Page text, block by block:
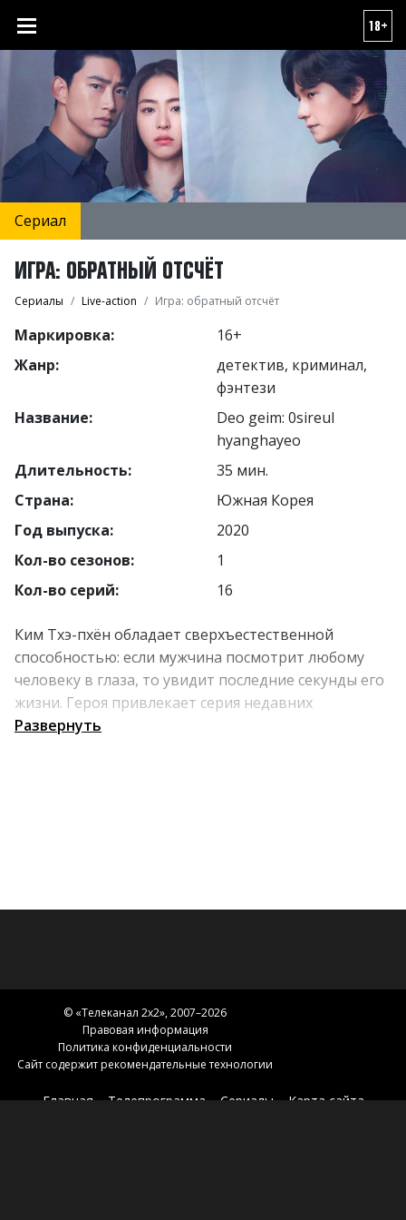
18+
Сериал
ИГРА: ОБРАТНЫЙ ОТСЧЁТ
Сериалы Live-action Игра: обратный отсчёт
Маркировка:
16+
Жанр:
детектив, криминал,
фэнтези
Название:
Deo geim: 0sireul
hyanghayeo
Длительность:
35 мин.
Страна:
Южная Корея
Год выпуска:
2020
Кол-во сезонов:
1
Кол-во серий:
16
Ким Тхэ-пхён обладает сверхъестественной
способностью: если мужчина посмотрит любому
человеку в глаза, то увидит последние секунды его
жизни. Героя привлекает серия недавних
загадочных убийств, и он решает использовать
Развернуть
© «Телеканал 2x2», 2007–2026
Правовая информация
Политика конфиденциальности
Сайт содержит рекомендательные технологии
Главная Телепрограмма Сериалы
Карта сайта